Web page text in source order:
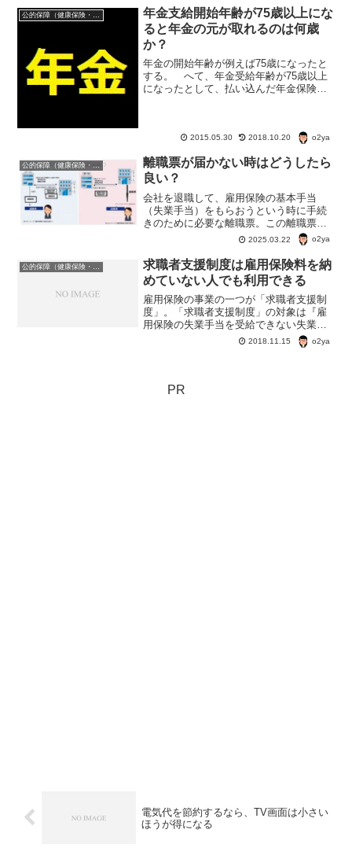
る。どういう手続きをする？手続きをし
ないとどうなる？
年金支給開始年齢が75歳以上にな
ると年金の元が取れるのは何歳
か？
年金の開始年齢が例えば75歳になったと
する。 へて、年金受給年齢が75歳以上
になったとして、払い込んだ年金保険料
開始年齢が75歳以...
2015.05.30 2018.10.20 o2ya
公的保障（健康保険・年金・雇用保険・生活保護・災害時の補償）
離職票が届かない時はどうしたら
良い？
会社を退職して、雇用保険の基本手当
（失業手当）をもらおうという時に手続
きのために必要な離職票。この離職票が
届かない場合、「どのくらい待てばよい
のか」と心配になる。さて、離職票が届
かない場合、どうしたら良いのか？
2025.03.22 o2ya
求職者支援制度は雇用保険料を納
めていない人でも利用できる
雇用保険の事業の一つが「求職者支援制
度」。「求職者支援制度」の対象は『雇
用保険の失業手当を受給できない失業
者』だ。雇用保険料を納めていない人も
対象となっている。支援の内容は、無料
2018.11.15 o2ya
PR
電気代を節約するなら、TV画面は小さい
ほうが得になる